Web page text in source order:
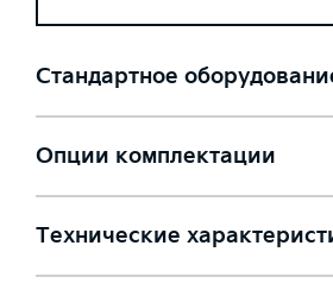
Стандартное
Опции комплектации
Технические